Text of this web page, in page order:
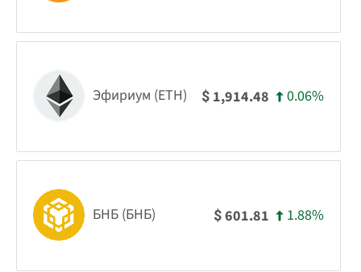
Эфириум (ETH) $ 1,914.48 0.06%
БНБ (БНБ) $601.81 1.88%